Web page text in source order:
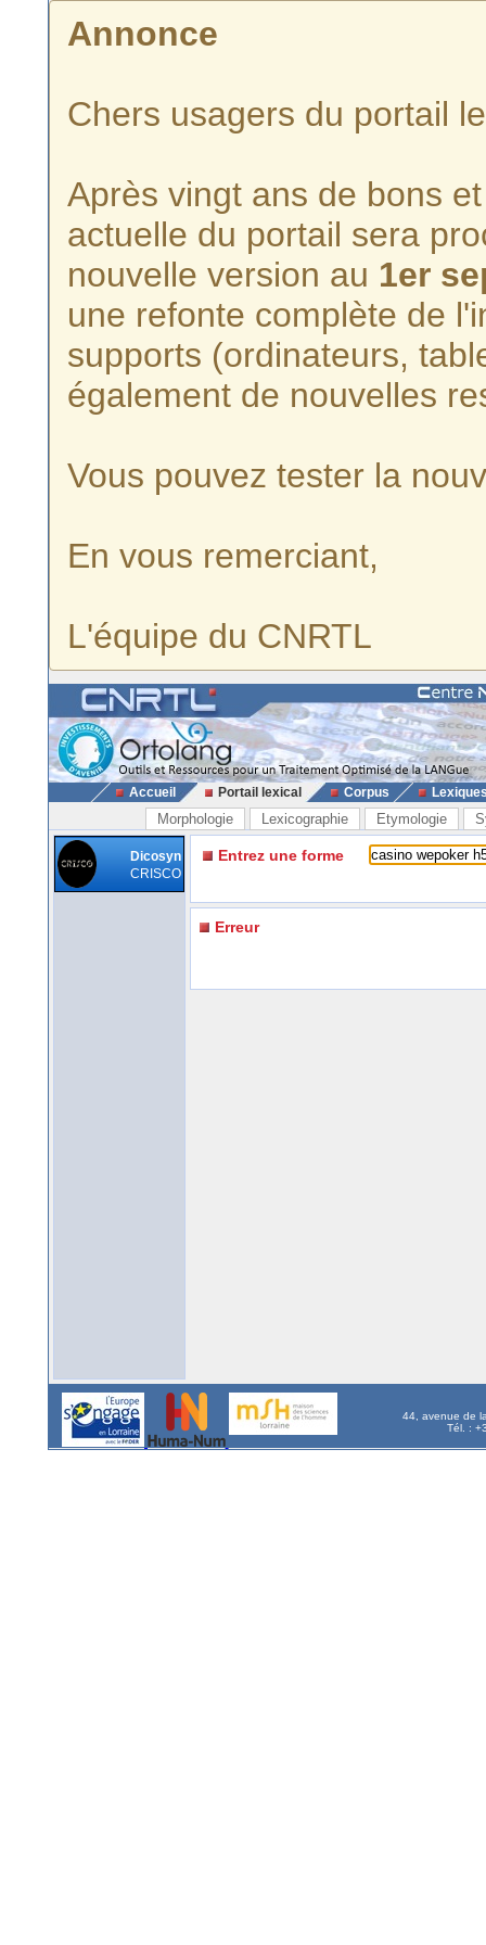
Annonce
Chers usagers du portail
Après vingt ans de bons
actuelle du portail sera
nouvelle version au 1er
une refonte complète de
supports (ordinateurs,
également de nouvelles
Vous pouvez tester la
En vous remerciant,
L'équipe du CNRTL
Accueil Portail lexical Corpus
Morphologie Lexicographie Etymologie
Dicosyn
CRISCO
Entrez une forme
Erreur
44, avenue de
Tél. :